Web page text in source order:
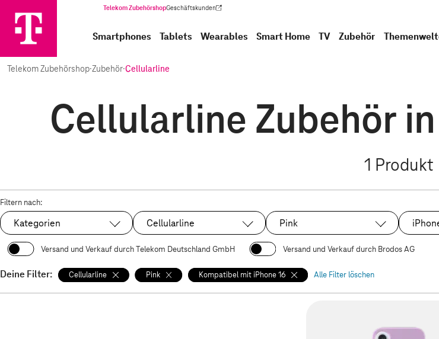
Telekom ZubehörshopGeschäftskunden
(Wird in einem neuen Tab geöffnet)
Smartphones Tablets Wearables Smart Home TV Zubehör
Telekom Zubehörshop·Zubehör·Cellularline
Cellularline Zubehör
1 Produkt
Filtern nach:
Kategorien Ausgewählt:
Cellularline Ausgewählt:
Pink
Versand und Verkauf durch Telekom Deutschland GmbH Versand und Verkauf durch Brodos AG
Deine Filter: Cellularline Pink Kompatibel mit iPhone 16 Alle Filter löschen